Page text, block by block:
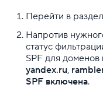
Где найти
Как сделать
Перейти в
Напротив
статус
SPF для доменов
yandex.ru,
SPF включена.